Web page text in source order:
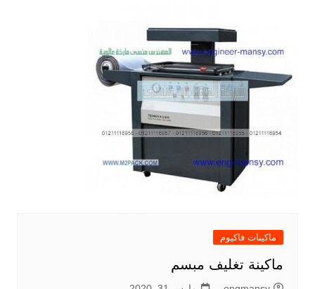
ماكينات فاكيوم
ماكينة تغليف مبسم